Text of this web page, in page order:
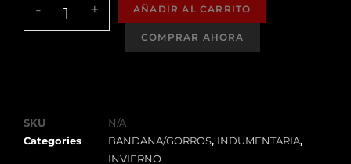
- + AÑADIR AL CARRITO
SKU
N/A
Categories
BANDANA/GORROS, INDUMENTARIA,
INVIERNO